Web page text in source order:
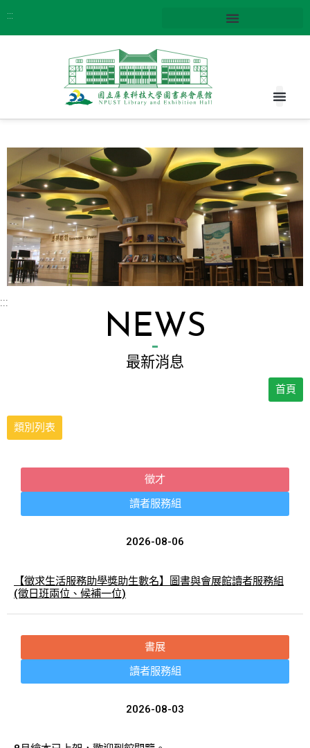
:::
:::
NEWS
最新消息
首頁
類別列表
徵才
讀者服務組
2026-08-06
【徵求生活服務助學獎助生數名】圖書與會展館讀者服務組
(徵日班兩位、候補一位)
書展
讀者服務組
2026-08-03